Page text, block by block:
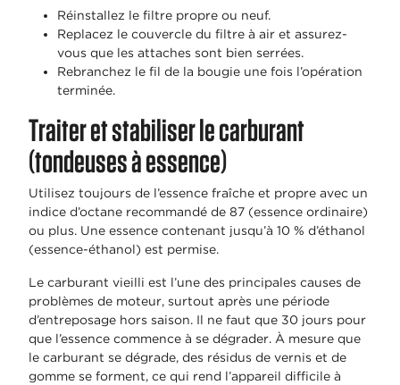
Réinstallez le filtre propre ou neuf.
Replacez le couvercle du filtre à air et assurez-
vous que les attaches sont bien serrées.
Rebranchez le fil de la bougie une fois l’opération
terminée.
Traiter et stabiliser le carburant
(tondeuses à essence)
Utilisez toujours de l’essence fraîche et propre avec un
indice d’octane recommandé de 87 (essence ordinaire)
ou plus. Une essence contenant jusqu’à 10 % d’éthanol
(essence-éthanol) est permise.
Le carburant vieilli est l’une des principales causes de
problèmes de moteur, surtout après une période
d’entreposage hors saison. Il ne faut que 30 jours pour
que l’essence commence à se dégrader. À mesure que
le carburant se dégrade, des résidus de vernis et de
gomme se forment, ce qui rend l’appareil difficile à